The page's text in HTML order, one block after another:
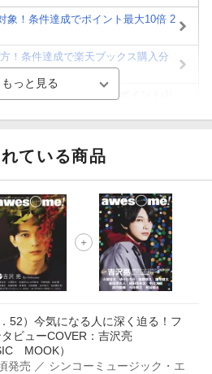
象！条件達成でポイント最大10倍 2
！条件達成で楽天ブックス購入分
限定】条件達成で100万ポイント山
購入で無料データSIM（3GB/月プ
ペーンの拡散で300円OFFクーポン
ている商品
52） 今気になる人に深く迫る！フ
ビューCOVER：吉沢亮
MOOK）
発売 ／ シンコーミュージック・エ